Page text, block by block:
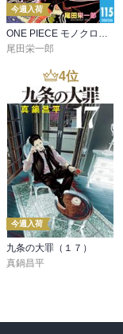
今週入荷
ONE PIECE モノクロ版 115
尾田栄一郎
4位
今週入荷
九条の大罪（１７）
真鍋昌平